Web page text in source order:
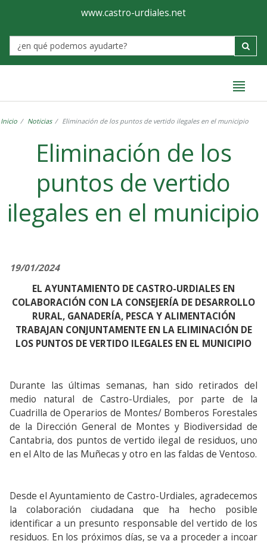
Ayuntamiento
de
Castro-
www.castro-urdiales.net
Label
Inicio Noticias Eliminación de los puntos de vertido ilegales en el municipio
Eliminación de los
puntos de vertido
ilegales en el municipio
19/01/2024
EL AYUNTAMIENTO DE CASTRO-URDIALES EN
COLABORACIÓN CON LA CONSEJERÍA DE DESARROLLO
RURAL, GANADERÍA, PESCA Y ALIMENTACIÓN
TRABAJAN CONJUNTAMENTE EN LA ELIMINACIÓN DE
LOS PUNTOS DE VERTIDO ILEGALES EN EL MUNICIPIO
Durante las últimas semanas, han sido retirados del
medio natural de Castro-Urdiales, por parte de la
Cuadrilla de Operarios de Montes/ Bomberos Forestales
de la Dirección General de Montes y Biodiversidad de
Cantabria, dos puntos de vertido ilegal de residuos, uno
en el Alto de las Muñecas y otro en las faldas de Ventoso.
Desde el Ayuntamiento de Castro-Urdiales, agradecemos
la colaboración ciudadana que ha hecho posible
identificar a un presunto responsable del vertido de los
residuos. En los próximos días, se va a proceder a incoar